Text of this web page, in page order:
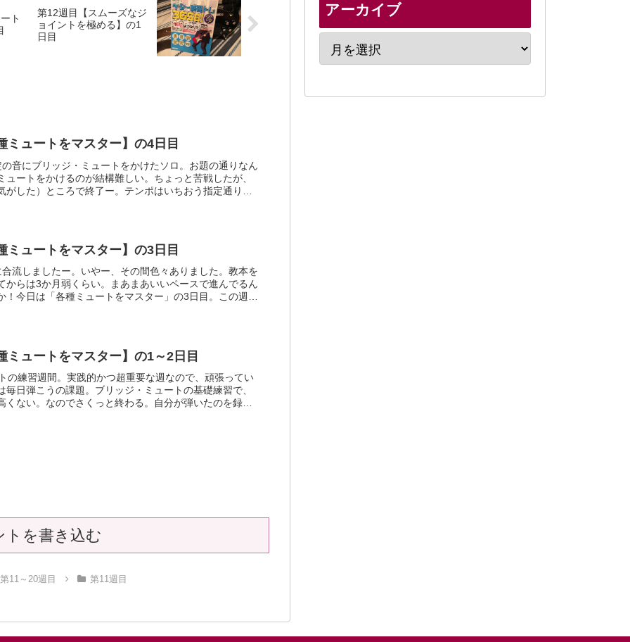
ト
第12週目【スムーズなジ
ョイントを極める】の1
日目
ミュートをマスター】の4日目
音にブリッジ・ミュートをかけたソロ。お題の通りなん
ュートをかけるのが結構難しい。ちょっと苦戦したが、
がした）ところで終了ー。テンポはいちおう指定通り。
ミュートをマスター】の3日目
流しましたー。いやー、その間色々ありました。教本を
からは3か月弱くらい。まあまあいいペースで進んでるん
！今日は「各種ミュートをマスター」の3日目。この週は
ミュートをマスター】の1～2日目
の練習週間。実践的かつ超重要な週なので、頑張ってい
毎日弾こうの課題。ブリッジ・ミュートの基礎練習で、
くない。なのでさくっと終わる。自分が弾いたのを録音
トを書き込む
第11～20週目 第11週目
アーカイブ